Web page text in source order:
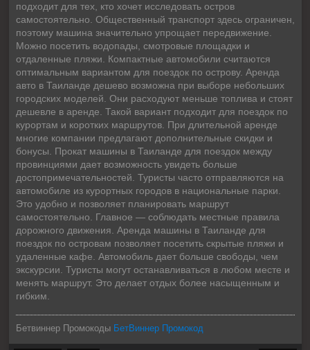
подходит для тех, кто хочет исследовать остров
самостоятельно. Общественный транспорт здесь ограничен,
поэтому машина значительно упрощает передвижение.
Можно посетить водопады, смотровые площадки и
отдаленные пляжи. Компактные автомобили считаются
оптимальным вариантом для поездок по острову. Аренда
авто в Таиланде дешево возможна при выборе небольших
городских моделей. Они расходуют меньше топлива и стоят
дешевле в аренде. Такой вариант подходит для поездок по
курортам и коротких маршрутов. При длительной аренде
многие компании предлагают дополнительные скидки и
бонусы. Прокат машины в Таиланде для поездок между
провинциями дает возможность увидеть больше
достопримечательностей. Туристы часто отправляются на
автомобиле из курортных городов в национальные парки.
Это удобно и позволяет планировать маршрут
самостоятельно. Главное — соблюдать местные правила
дорожного движения. Аренда машины в Таиланде для
поездок по островам позволяет посетить скрытые пляжи и
удаленные кафе. Автомобиль дает больше свободы, чем
экскурсии. Туристы могут останавливаться в любом месте и
менять маршрут. Это делает отдых более насыщенным и
гибким.
Бетвиннер Промокоды БетВиннер Промокод